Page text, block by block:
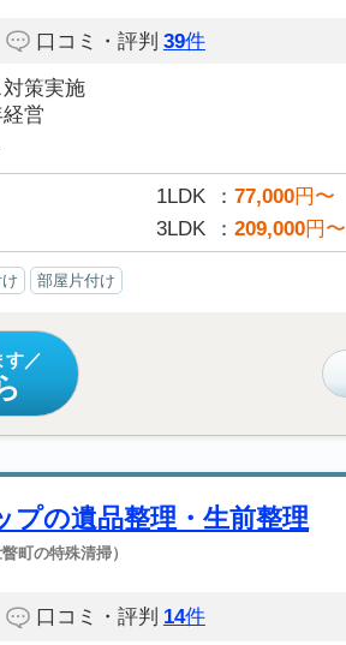
口コミ・評判 39件
策実施
営
1LDK 77,000円〜
3LDK 209,000円〜
部屋片付け
す
プの遺品整理・生前整理
町の特殊清掃）
口コミ・評判 14件